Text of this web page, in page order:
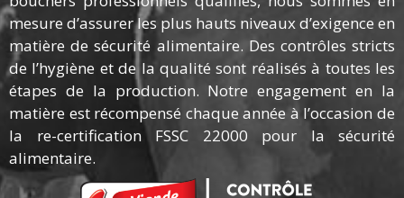
mesure d’assurer les plus hauts niveaux d’exigence en
matière de sécurité alimentaire. Des contrôles stricts
de l’hygiène et de la qualité sont réalisés à toutes les
étapes de la production. Notre engagement en la
matière est récompensé chaque année à l’occasion de
la re-certification FSSC 22000 pour la sécurité
alimentaire.